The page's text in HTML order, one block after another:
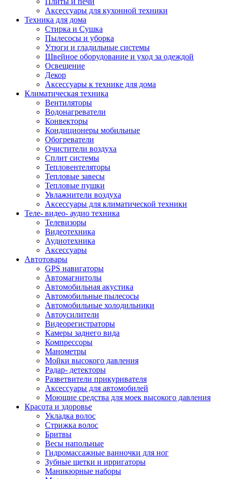
Аксессуары для кухонной техники
Техника для дома
Стирка и Сушка
Пылесосы и уборка
Утюги и гладильные системы
Швейное оборудование и уход за одеждой
Освещение
Декор
Аксессуары к технике для дома
Климатическая техника
Вентиляторы
Водонагреватели
Конвекторы
Кондиционеры мобильные
Обогреватели
Очистители воздуха
Сплит системы
Тепловентеляторы
Тепловые завесы
Тепловые пушки
Увлажнители воздуха
Аксессуары для климатической техники
Теле- видео- аудио техника
Телевизоры
Видеотехника
Аудиотехника
Аксессуары
Автотовары
GPS навигаторы
Автомагнитолы
Автомобильная акустика
Автомобильные пылесосы
Автомобильные холодильники
Автоусилители
Видеорегистраторы
Камеры заднего вида
Компрессоры
Манометры
Мойки высокого давления
Радар- детекторы
Разветвители прикуривателя
Аксессуары для автомобилей
Моющие средства для моек высокого давления
Красота и здоровье
Укладка волос
Стрижка волос
Бритвы
Весы напольные
Гидромассажные ванночки для ног
Зубные щетки и ирригаторы
Маникюрные наборы